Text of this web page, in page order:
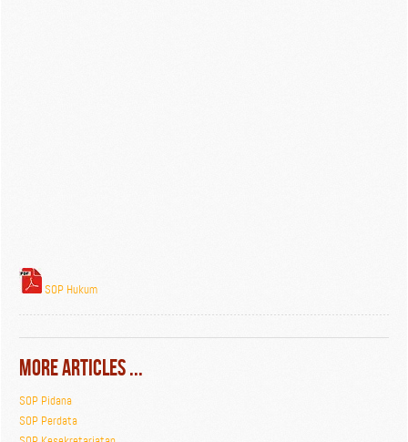
SOP Hukum
More Articles ...
SOP Pidana
SOP Perdata